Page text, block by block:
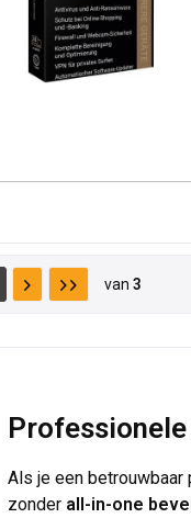
van 3
Als je een
zonder all-in-one